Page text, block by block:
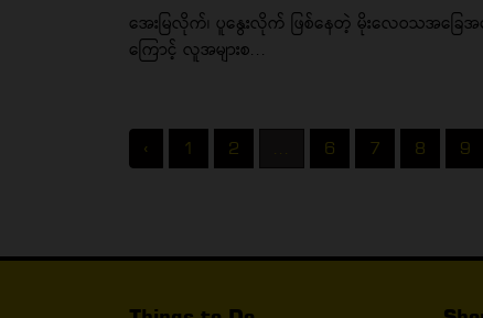
အေးမြလိုက်၊ ပူနွေးလိုက် ဖြစ်နေတဲ့ မိုးလေဝသအခြေအ
ကြောင့် လူအများစ...
‹ 1 2 ... 6 7 8 9